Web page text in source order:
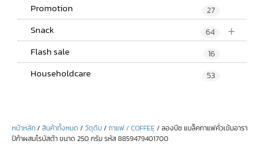
Promotion 27
+
Snack 64
Flash sale 16
Householdcare 53
หน้าหลัก/สินค้าทั้งหมด /วัตุดิบ/กาแฟ / COFFEE / ลองบีช แบล็คกาแฟคั่วเข้มอารา
ปิก้าผสมโรบัสต้า ขนาด 250 กรัม รหัส 8859479401700